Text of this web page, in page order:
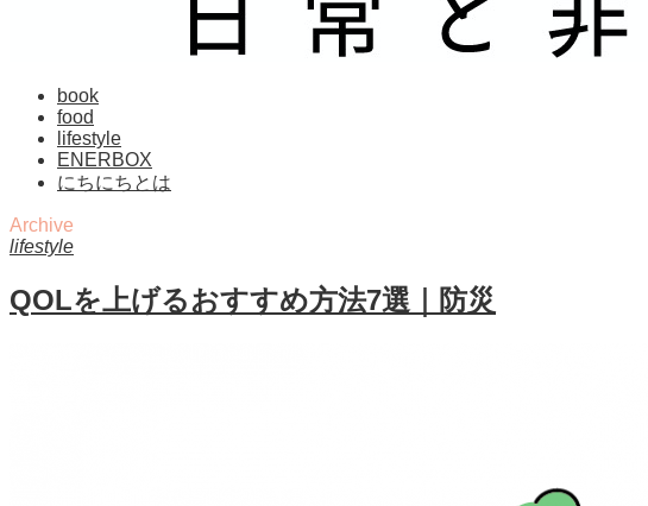
book
food
lifestyle
ENERBOX
にちにちとは
Archive
lifestyle
QOLを上げるおすすめ方法7選｜防災